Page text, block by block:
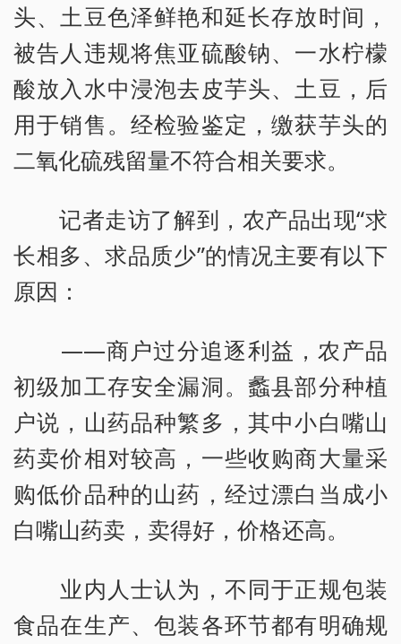
头、土豆色泽鲜艳和延长存放时间，
被告人违规将焦亚硫酸钠、一水柠檬
酸放入水中浸泡去皮芋头、土豆，后
用于销售。经检验鉴定，缴获芋头的
二氧化硫残留量不符合相关要求。
记者走访了解到，农产品出现“求
长相多、求品质少”的情况主要有以下
原因：
——商户过分追逐利益，农产品
初级加工存安全漏洞。蠡县部分种植
户说，山药品种繁多，其中小白嘴山
药卖价相对较高，一些收购商大量采
购低价品种的山药，经过漂白当成小
白嘴山药卖，卖得好，价格还高。
业内人士认为，不同于正规包装
食品在生产、包装各环节都有明确规